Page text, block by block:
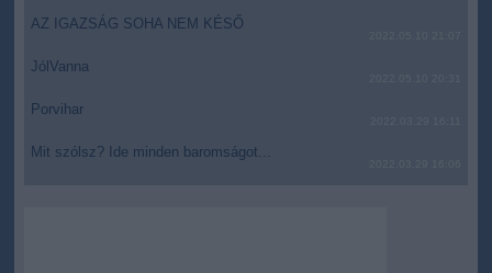
AZ IGAZSÁG SOHA NEM KÉSŐ
JólVanna
Porvihar
Mit szólsz? Ide minden baromságot...